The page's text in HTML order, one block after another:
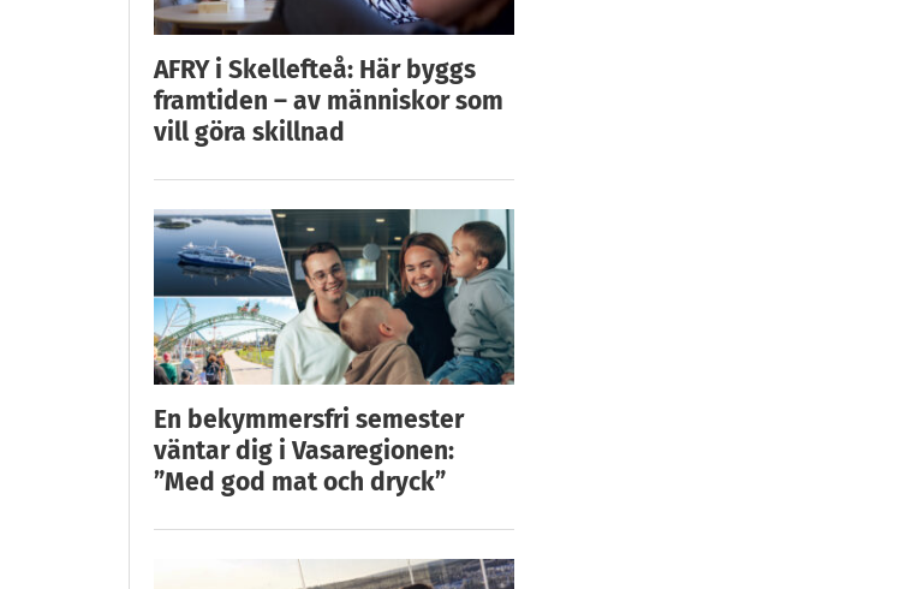
AFRY i Skellefteå: Här byggs
framtiden – av människor som
vill göra skillnad
En bekymmersfri semester
väntar dig i Vasaregionen:
”Med god mat och dryck”